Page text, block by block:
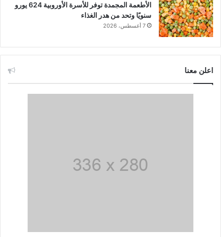
الأطعمة المجمدة توفر للأسرة الأوروبية 624 يورو
سنويًا وتحد من هدر الغذاء
7 أغسطس، 2026
اعلن معنا